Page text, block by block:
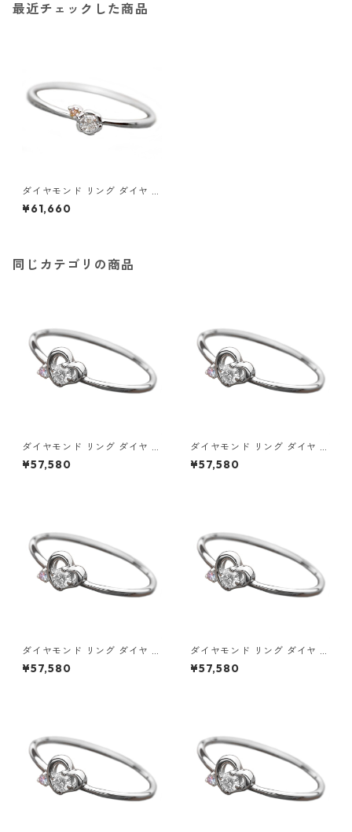
最近チェックした商品
ダイヤモンド リング ダイヤ ピ
ンクダイヤ 合計0.06ct 12.5号
プラチナ Pt950 花 フラワーモ
¥61,660
同じカテゴリの商品
ダイヤモンド リング ダイヤ ア
イスブルーダイヤ 合計0.06ct
8.5号 プラチナ Pt950 ハート
¥57,580
ダイヤモンド リング ダイヤ ア
イスブルーダイヤ 合計0.06ct
9号 プラチナ Pt950 ハートモ
¥57,580
ダイヤモンド リング ダイヤ ア
イスブルーダイヤ 合計0.06ct
9.5号 プラチナ Pt950 ハート
¥57,580
ダイヤモンド リング ダイヤ ア
イスブルーダイヤ 合計0.06ct
10号 プラチナ Pt950 ハート
¥57,580